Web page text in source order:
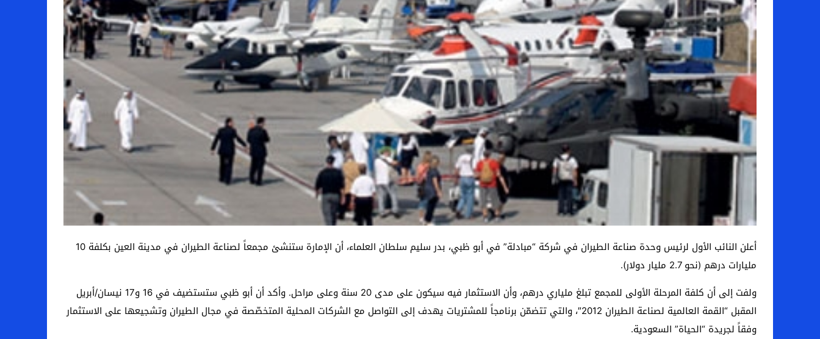
أعلن النائب الأول لرئيس وحدة صناعة الطيران في شركة “مبادلة” في أبو ظبي، بدر سليم سلطان العلماء، أن الإمارة ستنشئ مجمعاً لصناعة الطيران في مدينة العين بكلفة 10
مليارات درهم (نحو 2.7 مليار دولار).
ولفت إلى أن كلفة المرحلة الأولى للمجمع تبلغ ملياري درهم، وأن الاستثمار فيه سيكون على مدى 20 سنة وعلى مراحل. وأكد أن أبو ظبي ستستضيف في 16 و17 نيسان/أبريل
المقبل “القمة العالمية لصناعة الطيران 2012″، والتي تتضمّن برنامجاً للمشتريات يهدف إلى التواصل مع الشركات المحلية المتخصّصة في مجال الطيران وتشجيعها على الاستثمار
وفقاً لجريدة “الحياة” السعودية.